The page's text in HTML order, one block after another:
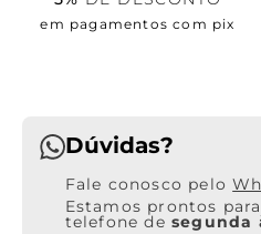
em pagamentos com pix
Dúvidas?
Estamos prontos
telefone de segunda